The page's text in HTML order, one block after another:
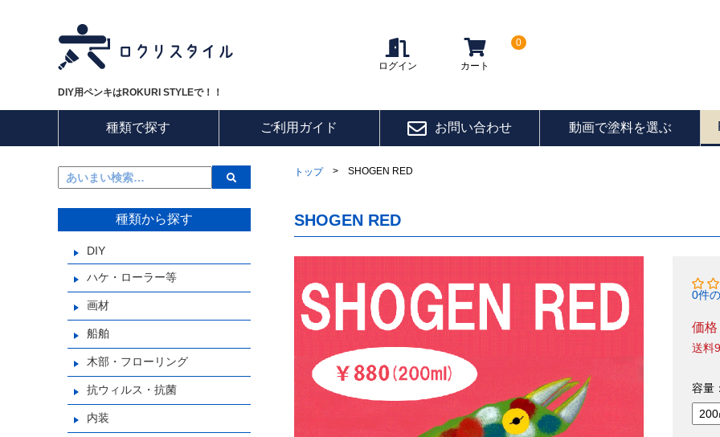
DIY用ペンキはROKURI STYLEで！！
ログイン カート
0
種類で探す ご利用ガイド お問い合わせ 動画で塗料を選ぶ
種類から探す
DIY
ハケ・ローラー等
画材
船舶
木部・フローリング
抗ウィルス・抗菌
内装
トップ > SHOGEN RED
SHOGEN RED
0件
価格
送料
容量